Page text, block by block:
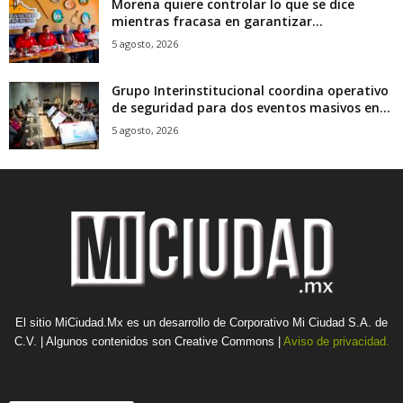
Morena quiere controlar lo que se dice
mientras fracasa en garantizar...
5 agosto, 2026
Grupo Interinstitucional coordina operativo
de seguridad para dos eventos masivos en...
5 agosto, 2026
El sitio MiCiudad.Mx es un desarrollo de Corporativo Mi Ciudad S.A. de
C.V. | Algunos contenidos son Creative Commons | Aviso de privacidad.